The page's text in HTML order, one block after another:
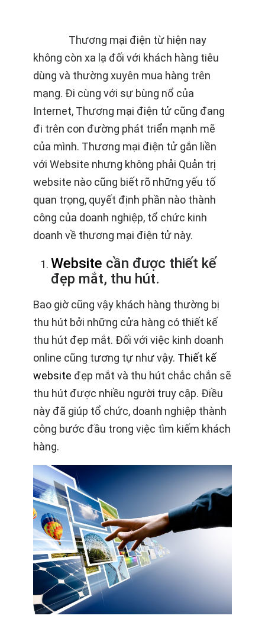
Thương mại điện từ hiện nay
không còn xa lạ đối với khách hàng tiêu
dùng và thường xuyên mua hàng trên
mạng. Đi cùng với sự bùng nổ của
Internet, Thương mại điện tử cũng đang
đi trên con đường phát triển mạnh mẽ
của mình. Thương mại điện tử gắn liền
với Website nhưng không phải Quản trị
website nào cũng biết rõ những yếu tố
quan trọng, quyết định phần nào thành
công của doanh nghiệp, tổ chức kinh
doanh về thương mại điện tử này.
Website cần được thiết kế
đẹp mắt, thu hút.
Bao giờ cũng vậy khách hàng thường bị
thu hút bởi những cửa hàng có thiết kế
thu hút đẹp mắt. Đối với việc kinh doanh
online cũng tương tự như vậy. Thiết kế
website đẹp mắt và thu hút chắc chắn sẽ
thu hút được nhiều người truy cập. Điều
này đã giúp tổ chức, doanh nghiệp thành
công bước đầu trong việc tìm kiếm khách
hàng.